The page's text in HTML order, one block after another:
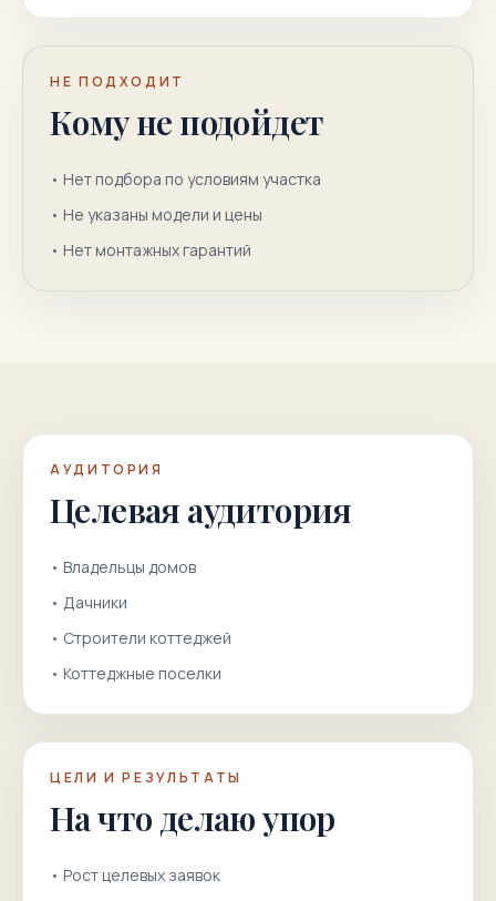
НЕ ПОДХОДИТ
Кому не подойдет
• Нет подбора по условиям участка
• Не указаны модели и цены
• Нет монтажных гарантий
АУДИТОРИЯ
Целевая аудитория
• Владельцы домов
• Дачники
• Строители коттеджей
• Коттеджные поселки
ЦЕЛИ И РЕЗУЛЬТАТЫ
На что делаю упор
• Рост целевых заявок